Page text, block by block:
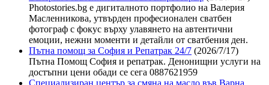
Photostories.bg е дигиталното портфолио на Валерия
Масленникова, утвърден професионален сватбен
фотограф с фокус върху улавянето на автентични
емоции, нежни моменти и детайли от сватбения ден.
Пътна помощ за София и Репатрак 24/7 (2026/7/17)
Пътна Помощ София и репатрак. Денонищни услуги на
достъпни цени обади се сега 0887621959
Специализиран център за смяна на масло във Варна